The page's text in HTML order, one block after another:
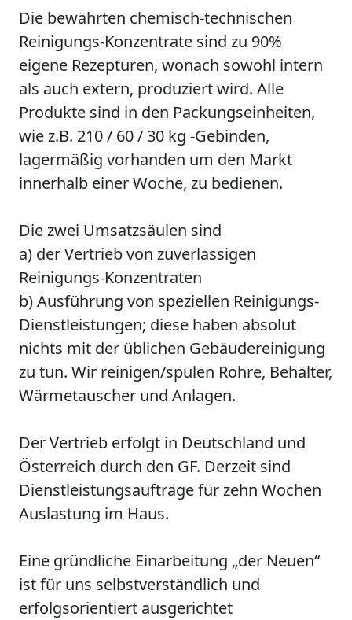
Die bewährten chemisch-technischen
Reinigungs-Konzentrate sind zu 90%
eigene Rezepturen, wonach sowohl intern
als auch extern, produziert wird. Alle
Produkte sind in den Packungseinheiten,
wie z.B. 210 / 60 / 30 kg -Gebinden,
lagermäßig vorhanden um den Markt
innerhalb einer Woche, zu bedienen.
Die zwei Umsatzsäulen sind
a) der Vertrieb von zuverlässigen
Reinigungs-Konzentraten
b) Ausführung von speziellen Reinigungs-
Dienstleistungen; diese haben absolut
nichts mit der üblichen Gebäudereinigung
zu tun. Wir reinigen/spülen Rohre, Behälter,
Wärmetauscher und Anlagen.
Der Vertrieb erfolgt in Deutschland und
Österreich durch den GF. Derzeit sind
Dienstleistungsaufträge für zehn Wochen
Auslastung im Haus.
Eine gründliche Einarbeitung „der Neuen“
ist für uns selbstverständlich und
erfolgsorientiert ausgerichtet